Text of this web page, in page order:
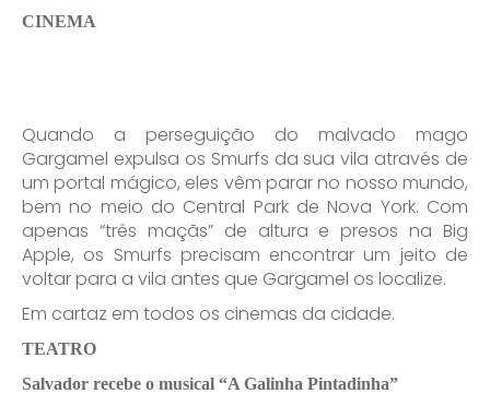
CINEMA
Quando a perseguição do malvado mago
Gargamel expulsa os Smurfs da sua vila através de
um portal mágico, eles vêm parar no nosso mundo,
bem no meio do Central Park de Nova York. Com
apenas “três maçãs” de altura e presos na Big
Apple, os Smurfs precisam encontrar um jeito de
voltar para a vila antes que Gargamel os localize.
Em cartaz em todos os cinemas da cidade.
TEATRO
Salvador recebe o musical “A Galinha Pintadinha”